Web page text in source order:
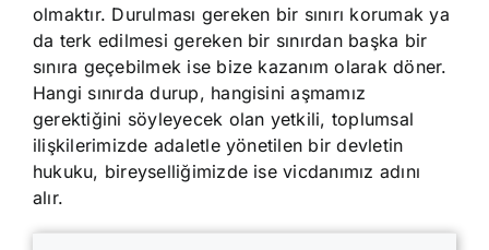
olmaktır. Durulması gereken bir sınırı korumak ya
da terk edilmesi gereken bir sınırdan başka bir
sınıra geçebilmek ise bize kazanım olarak döner.
Hangi sınırda durup, hangisini aşmamız
gerektiğini söyleyecek olan yetkili, toplumsal
ilişkilerimizde adaletle yönetilen bir devletin
hukuku, bireyselliğimizde ise vicdanımız adını
alır.